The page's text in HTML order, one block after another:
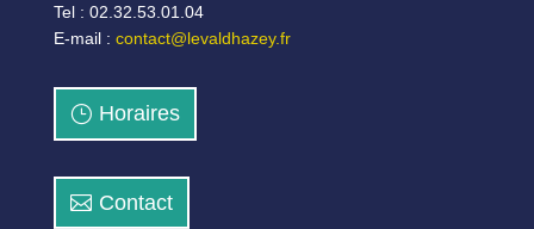
Tel : 02.32.53.01.04
E-mail : contact@levaldhazey.fr
Horaires
Contact